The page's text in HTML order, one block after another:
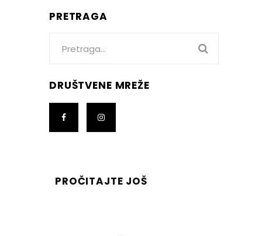
PRETRAGA
for:
DRUŠTVENE MREŽE
PROČITAJTE JOŠ